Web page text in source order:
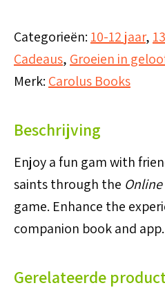
-
card
game
Categorieën: 10-12 jaar,
Cadeaus, Groeien in
Merk: Carolus Books
Beschrijving
Enjoy a fun gam with
saints through the
game. Enhance the
companion book and app.
Gerelateerde